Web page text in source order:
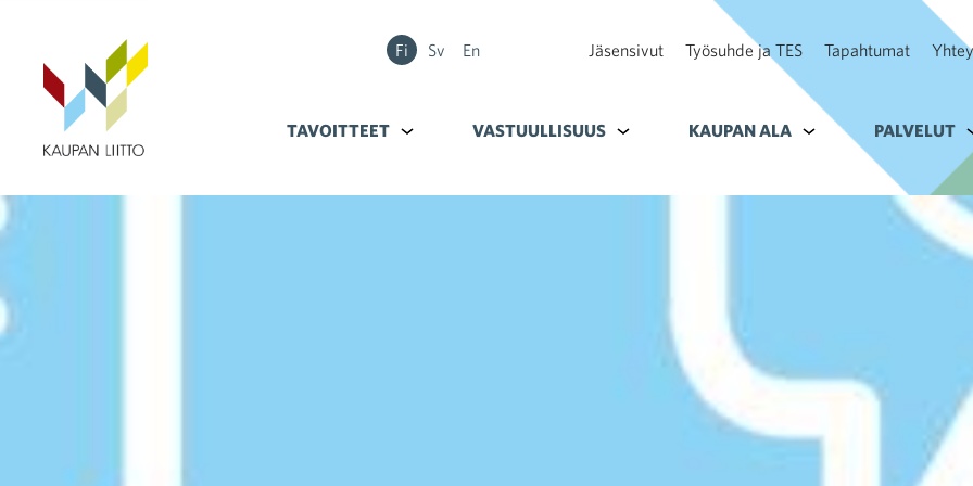
Fi Sv En Jäsensivut Työsuhde ja TES Tapahtumat
TAVOITTEET Alavalikko kohteelle Tavoitteet
VASTUULLISUUS Alavalikko kohteelle Vastuullisuus
KAUPAN ALA Alavalikko kohteelle
PALVELUT